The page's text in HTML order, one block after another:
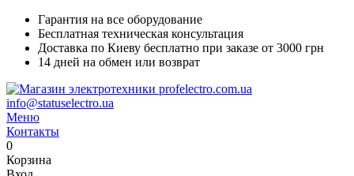
Гарантия на все оборудование
Бесплатная техническая консультация
Доставка по Киеву бесплатно при заказе от 3000 грн
14 дней на обмен или возврат
info@statuselectro.ua
Меню
Контакты
0
Корзина